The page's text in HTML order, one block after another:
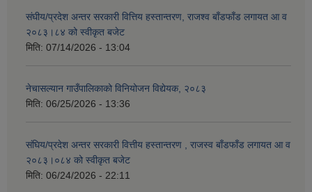
संघीय/प्रदेश अन्तर सरकारी वित्तिय हस्तान्तरण, राजश्व बाँडफाँड लगायत आ व
२०८३।८४ को स्वीकृत बजेट
मिति: 07/14/2026 - 13:04
नेचासल्यान गाउँपालिकाको विनियोजन विद्येयक, २०८३
मिति: 06/25/2026 - 13:36
संघिय/प्रदेश अन्तर सरकारी वित्तीय हस्तान्तरण , राजस्व बाँडफाँड लगायत आ व
२०८३।०८४ को स्वीकृत बजेट
मिति: 06/24/2026 - 22:11